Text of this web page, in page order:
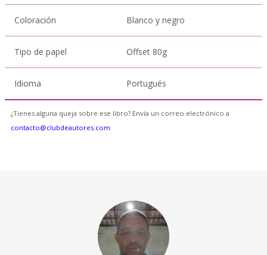
Coloración Blanco y negro
Tipo de papel Offset 80g
Idioma Portugués
¿Tienes alguna queja sobre ese libro? Envía un correo electrónico a
contacto@clubdeautores.com